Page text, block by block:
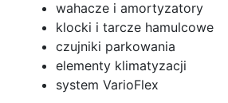
wahacze i amortyzatory
klocki i tarcze hamulcowe
czujniki parkowania
elementy klimatyzacji
system VarioFlex